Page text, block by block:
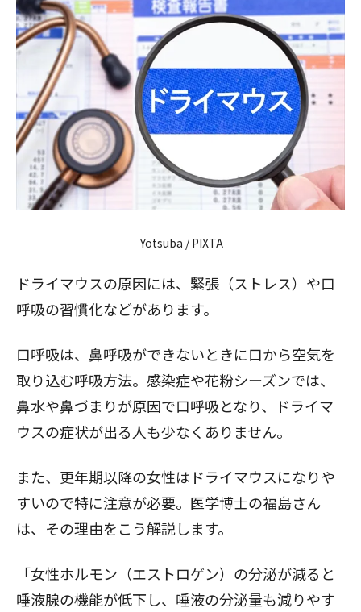
Yotsuba / PIXTA
ドライマウスの原因には、緊張（ストレス）や口
呼吸の習慣化などがあります。
口呼吸は、鼻呼吸ができないときに口から空気を
取り込む呼吸方法。感染症や花粉シーズンでは、
鼻水や鼻づまりが原因で口呼吸となり、ドライマ
ウスの症状が出る人も少なくありません。
また、更年期以降の女性はドライマウスになりや
すいので特に注意が必要。医学博士の福島さん
は、その理由をこう解説します。
「女性ホルモン（エストロゲン）の分泌が減ると
唾液腺の機能が低下し、唾液の分泌量も減りやす